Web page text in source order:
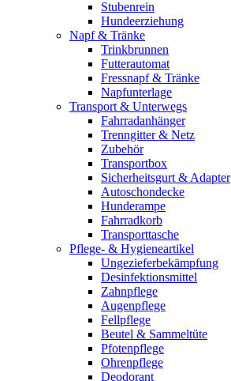
Stubenrein
Hundeerziehung
Napf & Tränke
Trinkbrunnen
Futterautomat
Fressnapf & Tränke
Napfunterlage
Transport & Unterwegs
Fahrradanhänger
Trenngitter & Netz
Zubehör
Transportbox
Sicherheitsgurt & Adapter
Autoschondecke
Hunderampe
Fahrradkorb
Transporttasche
Pflege- & Hygieneartikel
Ungezieferbekämpfung
Desinfektionsmittel
Zahnpflege
Augenpflege
Fellpflege
Beutel & Sammeltüte
Pfotenpflege
Ohrenpflege
Deodorant